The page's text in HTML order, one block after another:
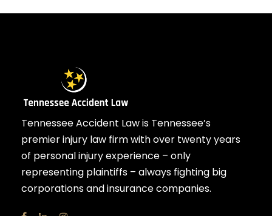
Tennessee Accident Law is Tennessee’s
premier injury law firm with over twenty years
of personal injury experience – only
representing plaintiffs – always fighting big
corporations and insurance companies.